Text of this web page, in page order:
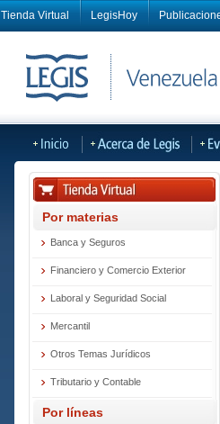
Tienda Virtual LegisHoy
Por materias
Banca y Seguros
Financiero y Comercio Exterior
Laboral y Seguridad Social
Mercantil
Otros Temas Jurídicos
Tributario y Contable
Por líneas